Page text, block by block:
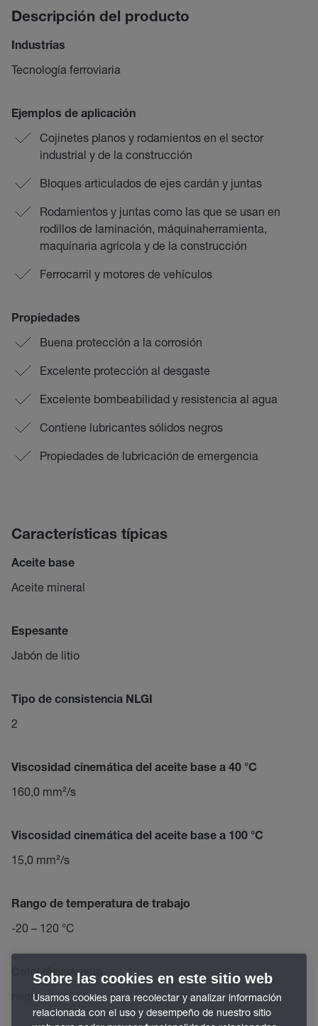
Descripción del producto
Industrias
Tecnología ferroviaria
Ejemplos de aplicación
Cojinetes planos y rodamientos en el sector
industrial y de la construcción
Bloques articulados de ejes cardán y juntas
Rodamientos y juntas como las que se usan en
rodillos de laminación, máquinaherramienta,
maquinaria agrícola y de la construcción
Ferrocarril y motores de vehículos
Propiedades
Buena protección a la corrosión
Excelente protección al desgaste
Excelente bombeabilidad y resistencia al agua
Contiene lubricantes sólidos negros
Propiedades de lubricación de emergencia
Características típicas
Aceite base
Aceite mineral
Espesante
Jabón de litio
Tipo de consistencia NLGI
2
Viscosidad cinemática del aceite base a 40 °C
160,0 mm²/s
Viscosidad cinemática del aceite base a 100 °C
15,0 mm²/s
Rango de temperatura de trabajo
-20 – 120 °C
Color/Apariencia
negro
Sobre las cookies en este sitio web
Usamos cookies para recolectar y analizar información
relacionada con el uso y desempeño de nuestro sitio